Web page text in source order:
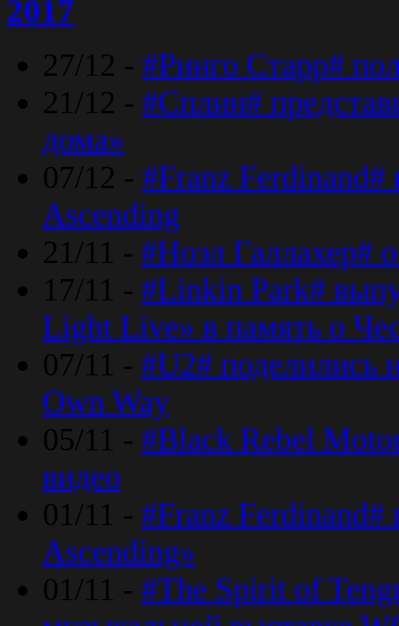
2017
27/12 - #Ринго Старр#
21/12 - #Сплин#
дома»
07/12 - #Franz
Ascending
21/11 - #Ноэл Галлахер#
17/11 - #Linkin Park#
Light Live» в память о
07/11 - #U2#
Own Way
05/11 - #Black Rebel
видео
01/11 - #Franz Ferdinand#
Ascending»
01/11 - #The Spirit of